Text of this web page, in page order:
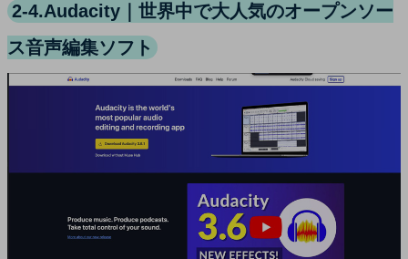
2-4.Audacity｜世界中で大人気のオープンソー
ス音声編集ソフト